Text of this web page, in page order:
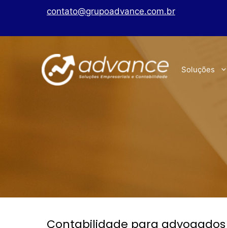
contato@grupoadvance.com.br
Soluções
Contabilidade para advogados